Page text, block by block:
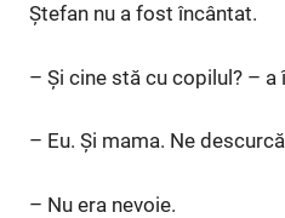
Ștefan nu a fost încântat.
– Și cine stă cu copilul? –
– Eu. Și mama. Ne
– Nu era nevoie.